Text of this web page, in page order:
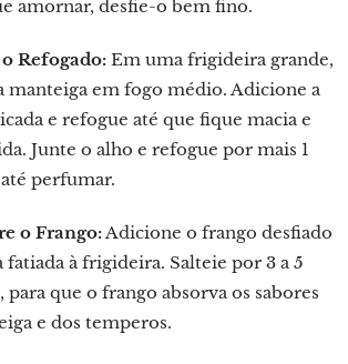
amornar, desfie-o bem fino.
Refogado: Em uma frigideira grande,
manteiga em fogo médio. Adicione a
e refogue até que fique macia e
Junte o alho e refogue por mais 1
perfumar.
o Frango:Adicione o frango desfiado
fatiada à frigideira. Salteie por 3 a 5
que o frango absorva os sabores
e dos temperos.